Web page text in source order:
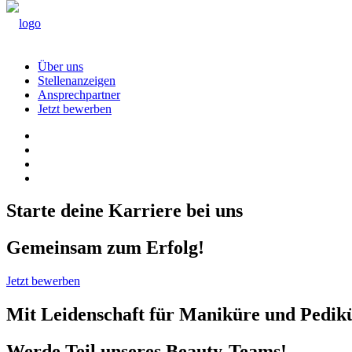
Über uns
Stellenanzeigen
Ansprechpartner
Jetzt bewerben
Starte deine Karriere bei uns
Gemeinsam zum Erfolg!
Jetzt bewerben
Mit Leidenschaft für Maniküre und